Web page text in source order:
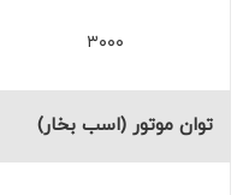
۳۰۰۰
توان موتور (اسب بخار)